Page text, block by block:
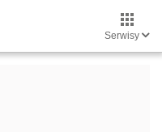
Serwisy